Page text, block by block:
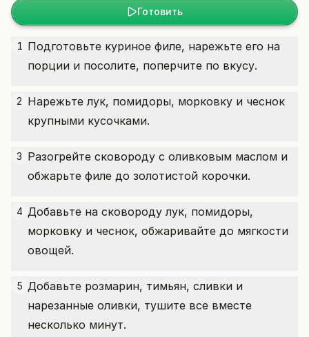
Готовить
1 Подготовьте куриное филе, нарежьте его на
порции и посолите, поперчите по вкусу.
2 Нарежьте лук, помидоры, морковку и чеснок
крупными кусочками.
3 Разогрейте сковороду с оливковым маслом и
обжарьте филе до золотистой корочки.
4 Добавьте на сковороду лук, помидоры,
морковку и чеснок, обжаривайте до мягкости
овощей.
5 Добавьте розмарин, тимьян, сливки и
нарезанные оливки, тушите все вместе
несколько минут.